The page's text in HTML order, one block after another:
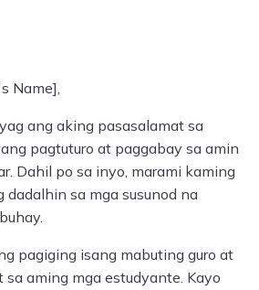
Name],
ang aking pasasalamat sa
pagtuturo at paggabay sa amin
Dahil po sa inyo, marami kaming
dadalhin sa mga susunod na
pagiging isang mabuting guro at
aming mga estudyante. Kayo